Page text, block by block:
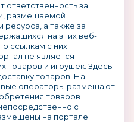
ответственность за
размещаемой
ресурса, а также за
на этих веб-
ссылкам с них.
не является
товаров и игрушек. Здесь
товаров. На
операторы размещают
товаров
с
на портале.